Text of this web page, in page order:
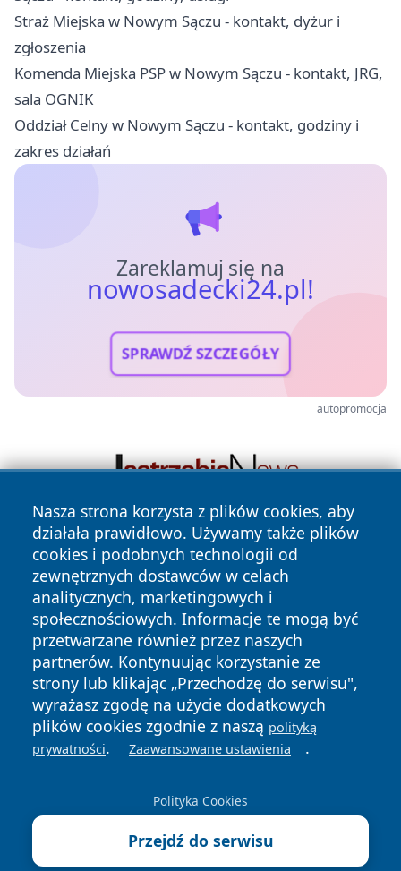
Straż Miejska w Nowym Sączu - kontakt, dyżur i
zgłoszenia
Komenda Miejska PSP w Nowym Sączu - kontakt, JRG,
sala OGNIK
Oddział Celny w Nowym Sączu - kontakt, godziny i
zakres działań
Zareklamuj się na
nowosadecki24.pl!
SPRAWDŹ SZCZEGÓŁY
autopromocja
Nasza strona korzysta z plików cookies, aby
działała prawidłowo. Używamy także plików
cookies i podobnych technologii od
zewnętrznych dostawców w celach
analitycznych, marketingowych i
społecznościowych. Informacje te mogą być
przetwarzane również przez naszych
partnerów. Kontynuując korzystanie ze
strony lub klikając „Przechodzę do serwisu",
wyrażasz zgodę na użycie dodatkowych
plików cookies zgodnie z naszą polityką
prywatności. Zaawansowane ustawienia .
Polityka Cookies
Przejdź do serwisu
Copyright © 2026 nowosadecki24.pl Wszystkie prawa
zastrzeżone.
News Autorzy
Polityka
Prywatności
Polityka
Cookies